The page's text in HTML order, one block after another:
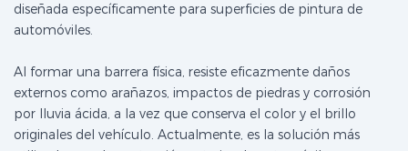
diseñada específicamente para superficies de pintura de
automóviles.
Al formar una barrera física, resiste eficazmente daños
externos como arañazos, impactos de piedras y corrosión
por lluvia ácida, a la vez que conserva el color y el brillo
originales del vehículo. Actualmente, es la solución más